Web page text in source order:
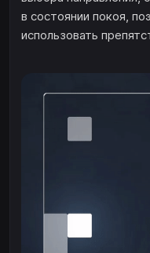
в состоянии покоя,
использовать